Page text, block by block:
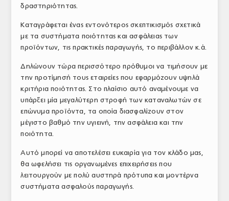
δραστηριότητας.
Καταγράφεται ένας εντονότερος σκεπτικισμός σχετικά
με τα συστήματα ποιότητας και ασφάλειας των
προϊόντων, τις πρακτικές παραγωγής, το περιβάλλον κ.ά.
Δηλώνουν τώρα περισσότερο πρόθυμοι να τιμήσουν με
την προτίμησή τους εταιρείες που εφαρμόζουν υψηλά
κριτήρια ποιότητας. Στο πλαίσιο αυτό αναμένουμε να
υπάρξει μία μεγαλύτερη στροφή των καταναλωτών σε
επώνυμα προϊόντα, τα οποία διασφαλίζουν στον
μέγιστο βαθμό την υγιεινή, την ασφάλεια και την
ποιότητα.
Αυτό μπορεί να αποτελέσει ευκαιρία για τον κλάδο μας,
θα ωφελήσει τις οργανωμένες επιχειρήσεις που
λειτουργούν με πολύ αυστηρά πρότυπα και μοντέρνα
συστήματα ασφαλούς παραγωγής.